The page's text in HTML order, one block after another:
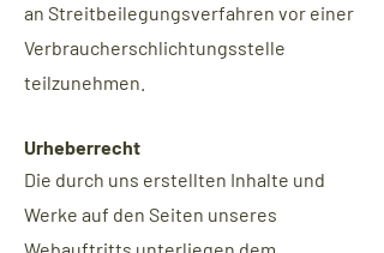
an Streitbeilegungsverfahren vor einer
Verbraucherschlichtungsstelle
teilzunehmen.
Urheberrecht
Die durch uns erstellten Inhalte und
Werke auf den Seiten unseres